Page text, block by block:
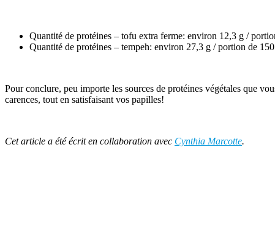
Quantité de protéines – tofu extra ferme: environ 12,3 g /
Quantité de protéines – tempeh: environ 27,3 g / portion de
Pour conclure, peu importe les sources de protéines végétales que
carences, tout en satisfaisant vos papilles!
Cet article a été écrit en collaboration avec Cynthia Marcotte.